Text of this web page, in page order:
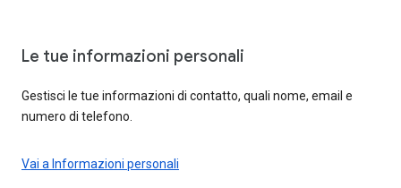
Le tue informazioni personali
Gestisci le tue informazioni di contatto, quali nome, email e
numero di telefono.
Vai a Informazioni personali